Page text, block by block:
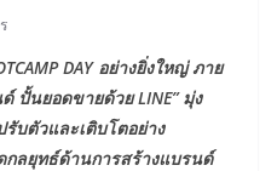
DAY อย่างยิ่งใหญ่ ภาย
ปั้นยอดขายด้วย LINE” มุ่ง
บตัวและเติบโตอย่าง
กลยุทธ์ด้านการสร้างแบรนด์